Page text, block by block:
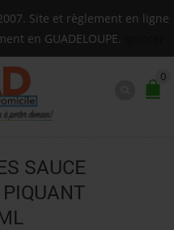
: Mardi, Jeudi,
0
SAUCE
2007. Site et règlement en ligne
en GUADELOUPE.